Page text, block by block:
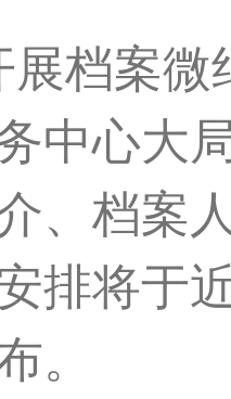
案微纪
中心大
、档案
排将于
。